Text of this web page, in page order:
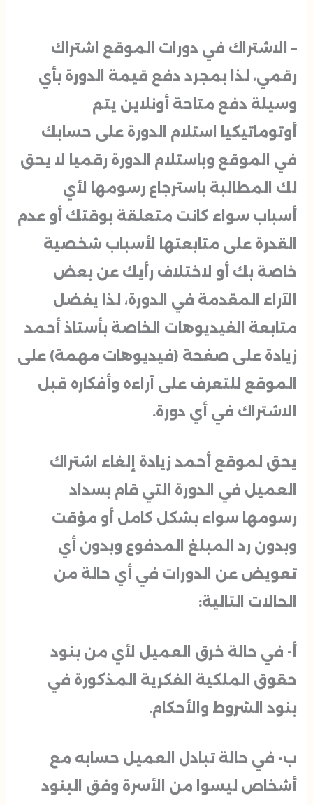
– الاشتراك في دورات الموقع اشتراك
رقمي، لذا بمجرد دفع قيمة الدورة بأي
وسيلة دفع متاحة أونلاين يتم
أوتوماتيكيا استلام الدورة على حسابك
في الموقع وباستلام الدورة رقميا لا يحق
لك المطالبة باسترجاع رسومها لأي
أسباب سواء كانت متعلقة بوقتك أو عدم
القدرة على متابعتها لأسباب شخصية
خاصة بك أو لاختلاف رأيك عن بعض
الآراء المقدمة في الدورة، لذا يفضل
متابعة الفيديوهات الخاصة بأستاذ أحمد
زيادة على صفحة (فيديوهات مهمة) على
الموقع للتعرف على آراءه وأفكاره قبل
الاشتراك في أي دورة.
يحق لموقع أحمد زيادة إلغاء اشتراك
العميل في الدورة التي قام بسداد
رسومها سواء بشكل كامل أو مؤقت
وبدون رد المبلغ المدفوع وبدون أي
تعويض عن الدورات في أي حالة من
الحالات التالية:
أ- في حالة خرق العميل لأي من بنود
حقوق الملكية الفكرية المذكورة في
بنود الشروط والأحكام.
ب- في حالة تبادل العميل حسابه مع
أشخاص ليسوا من الأسرة وفق البنود